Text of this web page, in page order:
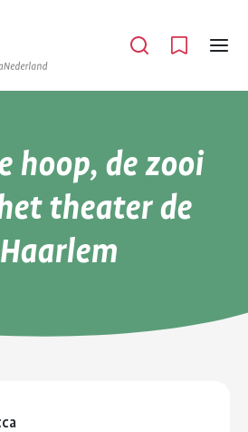
Open
Menu
hoop, de zooi
theater de